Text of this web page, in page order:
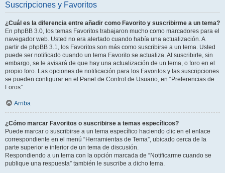
Suscripciones y Favoritos
¿Cuál es la diferencia entre añadir como Favorito y suscribirme a un tema?
En phpBB 3.0, los temas Favoritos trabajaron mucho como marcadores para el
navegador web. Usted no era alertado cuando había una actualización. A
partir de phpBB 3.1, los Favoritos son más como suscribirse a un tema. Usted
puede ser notificado cuando un tema Favorito se actualiza. Al suscribirte, sin
embargo, se le avisará de que hay una actualización de un tema, o foro en el
propio foro. Las opciones de notificación para los Favoritos y las suscripciones
se pueden configurar en el Panel de Control de Usuario, en “Preferencias de
Foros”.
Arriba
¿Cómo marcar Favoritos o suscribirse a temas específicos?
Puede marcar o suscribirse a un tema específico haciendo clic en el enlace
correspondiente en el menú “Herramientas de Tema”, ubicado cerca de la
parte superior e inferior de un tema de discusión.
Respondiendo a un tema con la opción marcada de “Notificarme cuando se
publique una respuesta” también le suscribe a dicho tema.